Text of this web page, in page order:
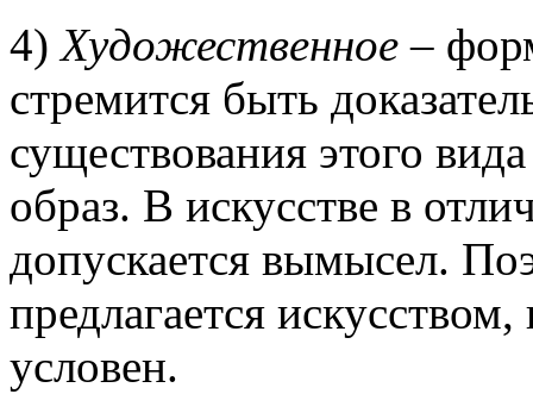
4)Художественное –
стремится быть
существования этого
образ. В искусстве в
допускается вымысел.
предлагается
условен.